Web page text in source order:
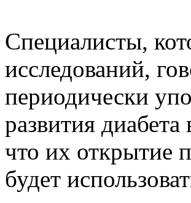
Специалисты,
исследований,
периодически
развития
что их открытие
будет